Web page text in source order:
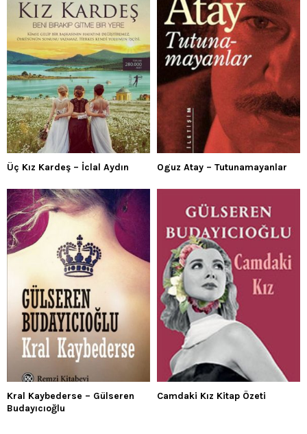
Üç Kız Kardeş – İclal Aydın Oguz Atay – Tutunamayanlar
Kral Kaybederse – Gülseren
Budayıcıoğlu
Camdaki Kız Kitap Özeti